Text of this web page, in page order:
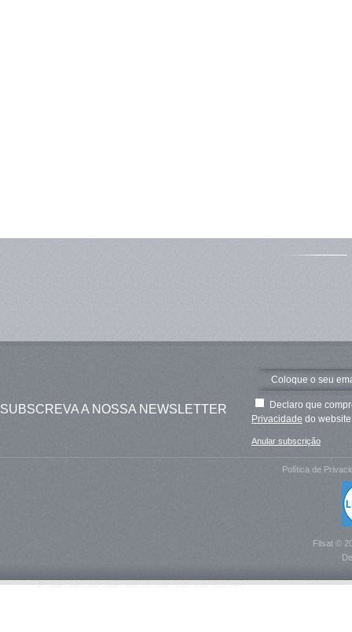
SUBSCREVA A NOSSA NEWSLETTER
Declaro que
Privacidade do
Anular subscrição
Política de
Filsat ©